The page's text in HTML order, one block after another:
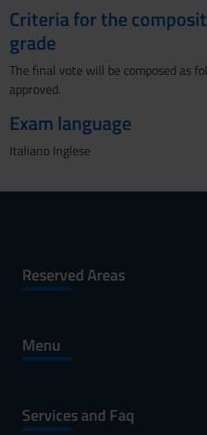
Criteria for the
grade
The final vote will be composed as
approved.
Exam language
Italiano Inglese
Reserved Areas
Menu
Services and Faq